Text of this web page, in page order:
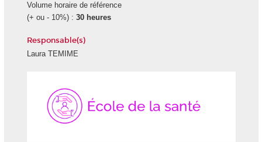
Volume horaire de référence
(+ ou - 10%) : 30 heures
Responsable(s)
Laura TEMIME